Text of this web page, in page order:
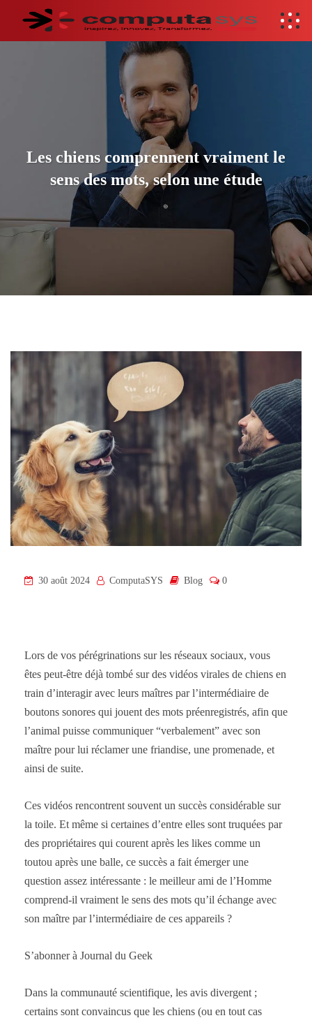
Les chiens comprennent vraiment le
sens des mots, selon une étude
30 août 2024 ComputaSYS Blog 0
Lors de vos pérégrinations sur les réseaux sociaux, vous
êtes peut-être déjà tombé sur des vidéos virales de chiens en
train d’interagir avec leurs maîtres par l’intermédiaire de
boutons sonores qui jouent des mots préenregistrés, afin que
l’animal puisse communiquer “verbalement” avec son
maître pour lui réclamer une friandise, une promenade, et
ainsi de suite.
Ces vidéos rencontrent souvent un succès considérable sur
la toile. Et même si certaines d’entre elles sont truquées par
des propriétaires qui courent après les likes comme un
toutou après une balle, ce succès a fait émerger une
question assez intéressante : le meilleur ami de l’Homme
comprend-il vraiment le sens des mots qu’il échange avec
son maître par l’intermédiaire de ces appareils ?
S’abonner à Journal du Geek
Dans la communauté scientifique, les avis divergent ;
certains sont convaincus que les chiens (ou en tout cas